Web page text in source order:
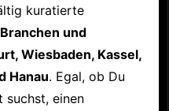
kuratierte
Branchen und
Wiesbaden, Kassel,
Hanau. Egal, ob Du
suchst, einen